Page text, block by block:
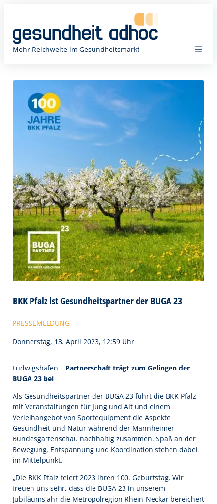
springen
Mehr Reichweite im Gesundheitsmarkt
BKK Pfalz ist Gesundheitspartner der BUGA 23
PRESSEMELDUNG
Donnerstag, 13. April 2023, 12:59 Uhr
Ludwigshafen – Partnerschaft trägt zum Gelingen der
BUGA 23 bei
Als Gesundheitspartner der BUGA 23 führt die BKK Pfalz
mit Veranstaltungen für Jung und Alt und einem
Verleihangebot von Sportequipment die Aspekte
Gesundheit und Natur während der Mannheimer
Bundesgartenschau nachhaltig zusammen. Spaß an der
Bewegung, Entspannung und Koordination stehen dabei
im Mittelpunkt.
„Die BKK Pfalz feiert 2023 ihren 100. Geburtstag. Wir
freuen uns sehr, dass die BUGA 23 in unserem
Jubiläumsjahr die Metropolregion Rhein-Neckar bereichert